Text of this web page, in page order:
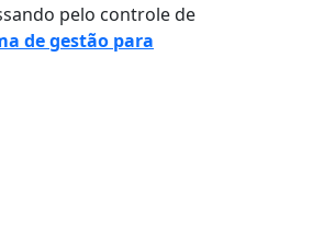
pelo controle de
de gestão para